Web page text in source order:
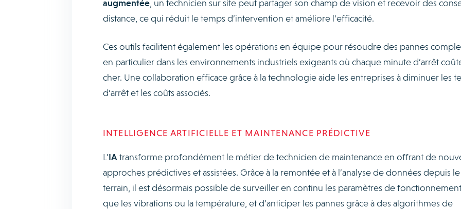
augmentée, un technicien sur site peut partager son champ de vision et recevoir des
distance, ce qui réduit le temps d’intervention et améliore l’efficacité.
Ces outils facilitent également les opérations en équipe pour résoudre des pannes
en particulier dans les environnements industriels exigeants où chaque minute d’arrêt
cher. Une collaboration efficace grâce à la technologie aide les entreprises à diminuer les
d’arrêt et les coûts associés.
INTELLIGENCE ARTIFICIELLE ET MAINTENANCE PRÉDICTIVE
L’IA transforme profondément le métier de technicien de maintenance en offrant de
approches prédictives et assistées. Grâce à la remontée et à l’analyse de données depuis le
terrain, il est désormais possible de surveiller en continu les paramètres de
que les vibrations ou la température, et d’anticiper les pannes grâce à des algorithmes de